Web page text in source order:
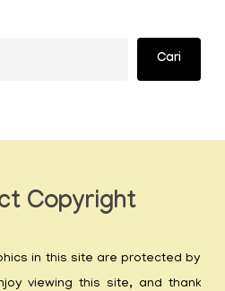
Cari
Copyright
in this site are protected by
viewing this site, and thank